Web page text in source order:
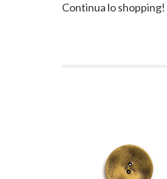
Continua lo shopping!